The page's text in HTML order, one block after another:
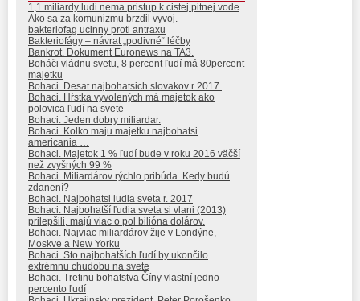
1,1 miliardy ludi nema pristup k cistej pitnej vode
Ako sa za komunizmu brzdil vyvoj.
bakteriofag ucinny proti antraxu
Bakteriofágy – návrat „podivné“ léčby
Bankrot. Dokument Euronews na TA3.
Boháči vládnu svetu, 8 percent ľudí má 80percent
majetku
Bohaci. Desat najbohatsich slovakov r 2017.
Bohaci. Hŕstka vyvolených má majetok ako
polovica ľudí na svete
Bohaci. Jeden dobry miliardar.
Bohaci. Kolko maju majetku najbohatsi
americania …
Bohaci. Majetok 1 % ľudí bude v roku 2016 väčší
než zvyšných 99 %
Bohaci. Miliardárov rýchlo pribúda. Kedy budú
zdanení?
Bohaci. Najbohatsi ludia sveta r. 2017
Bohaci. Najbohatší ľudia sveta si vlani (2013)
prilepšili, majú viac o pol bilióna dolárov.
Bohaci. Najviac miliardárov žije v Londýne,
Moskve a New Yorku
Bohaci. Sto najbohatších ľudí by ukončilo
extrémnu chudobu na svete
Bohaci. Tretinu bohatstva Číny vlastní jedno
percento ľudí